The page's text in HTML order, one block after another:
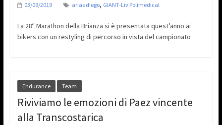
03/09/2019 arias diego, GIANT-Liv Polimedical
La 28ª Marathon della Brianza si è presentata quest’anno ai
bikers con un restyling di percorso in vista del campionato
Endurance Team
Riviviamo le emozioni di Paez vincente
alla Transcostarica